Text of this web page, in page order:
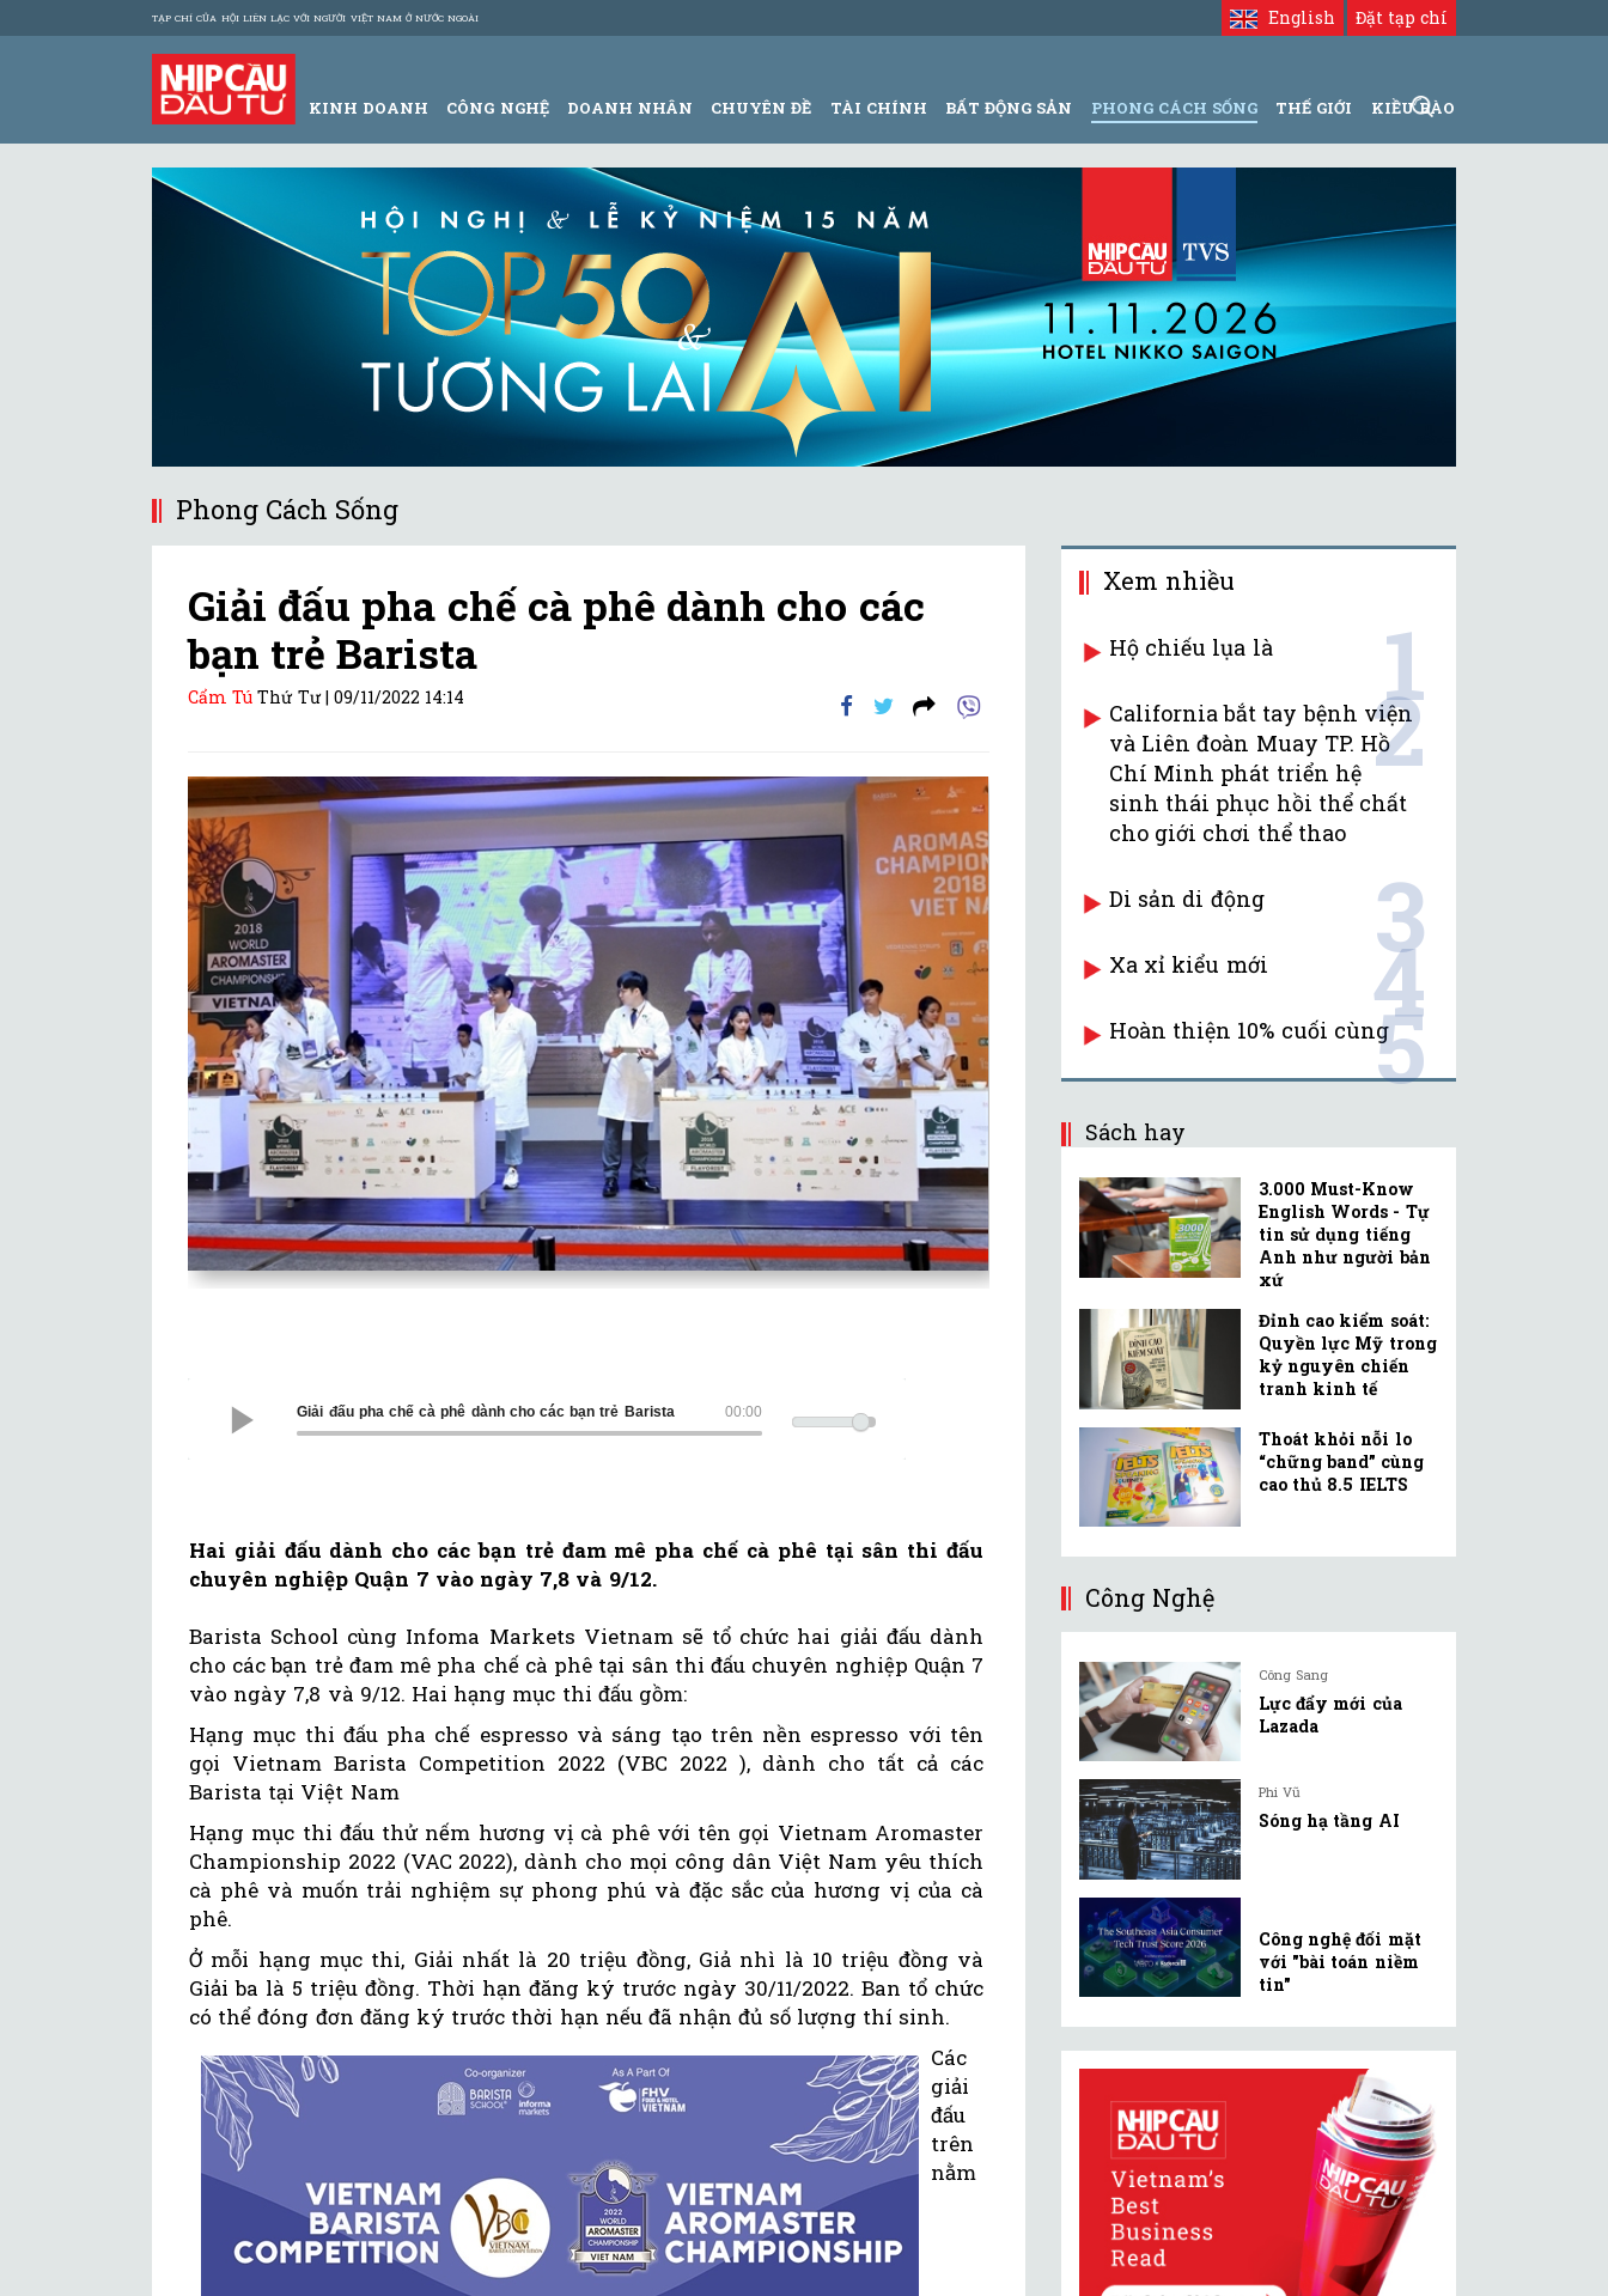
TẠP CHÍ CỦA HỘI LIÊN LẠC VỚI NGƯỜI VIỆT NAM Ở NƯỚC NGOÀI Đặt tạp chí
English
KINH DOANH CÔNG NGHỆ DOANH NHÂN CHUYÊN ĐỀ TÀI CHÍNH BẤT ĐỘNG SẢN PHONG CÁCH SỐNG THẾ GIỚI KIỀU BÀO
Phong Cách Sống
Giải đấu pha chế cà phê dành cho các
bạn trẻ Barista
Cẩm Tú Thứ Tư |09/11/2022 14:14
00:00
Giải đấu pha chế cà phê dành cho các bạn trẻ Barista
Hai giải đấu dành cho các bạn trẻ đam mê pha chế cà phê tại sân thi đấu
chuyên nghiệp Quận 7 vào ngày 7,8 và 9/12.
Barista School cùng Infoma Markets Vietnam sẽ tổ chức hai giải đấu dành
cho các bạn trẻ đam mê pha chế cà phê tại sân thi đấu chuyên nghiệp Quận 7
vào ngày 7,8 và 9/12. Hai hạng mục thi đấu gồm:
Hạng mục thi đấu pha chế espresso và sáng tạo trên nền espresso với tên
gọi Vietnam Barista Competition 2022 (VBC 2022 ), dành cho tất cả các
Barista tại Việt Nam
Hạng mục thi đấu thử nếm hương vị cà phê với tên gọi Vietnam Aromaster
Championship 2022 (VAC 2022), dành cho mọi công dân Việt Nam yêu thích
cà phê và muốn trải nghiệm sự phong phú và đặc sắc của hương vị của cà
phê.
Ở mỗi hạng mục thi, Giải nhất là 20 triệu đồng, Giả nhì là 10 triệu đồng và
Giải ba là 5 triệu đồng. Thời hạn đăng ký trước ngày 30/11/2022. Ban tổ chức
có thể đóng đơn đăng ký trước thời hạn nếu đã nhận đủ số lượng thí sinh.
Các
giải
đấu
trên
nằm
Xem nhiều
Hộ chiếu lụa là 1
California bắt tay bệnh viện
và Liên đoàn Muay TP. Hồ
Chí Minh phát triển hệ
sinh thái phục hồi thể chất
cho giới chơi thể thao
2
Di sản di động 3
Xa xỉ kiểu mới 4
Hoàn thiện 10% cuối cùng5
Sách hay
3.000 Must-Know
English Words - Tự
tin sử dụng tiếng
Anh như người bản
xứ
Đỉnh cao kiểm soát:
Quyền lực Mỹ trong
kỷ nguyên chiến
tranh kinh tế
Thoát khỏi nỗi lo
“chững band” cùng
cao thủ 8.5 IELTS
Công Nghệ
Công Sang
Lực đẩy mới của
Lazada
Phi Vũ
Sóng hạ tầng AI
Công nghệ đối mặt
với "bài toán niềm
tin"